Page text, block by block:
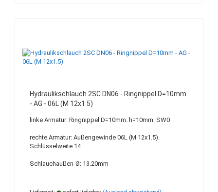
Hydraulikschlauch 2SC DN06 - Ringnippel D=10mm
- AG - 06L (M 12x1.5)
linke Armatur: Ringnippel D=10mm. h=10mm. SW0
rechte Armatur: Außengewinde 06L (M 12x1.5).
Schlüsselweite 14
Schlauchaußen-Ø: 13.20mm